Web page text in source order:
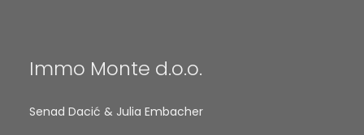
Immo Monte d.o.o.
Senad Dacić & Julia Embacher